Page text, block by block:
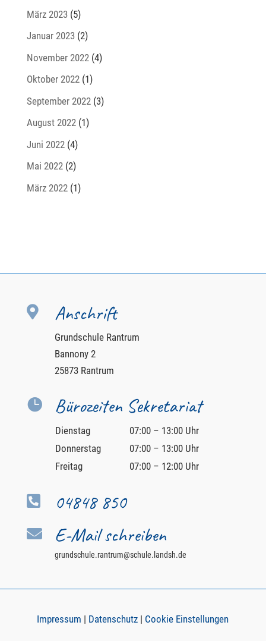
März 2023(5)
Januar 2023(2)
November 2022(4)
Oktober 2022(1)
September 2022(3)
August 2022(1)
Juni 2022(4)
Mai 2022(2)
März 2022(1)
 Anschrift
Grundschule Rantrum
Bannony 2
25873 Rantrum
 Bürozeiten Sekretariat
Dienstag
07:00 – 13:00 Uhr
Donnerstag
07:00 – 13:00 Uhr
Freitag
07:00 – 12:00 Uhr
 04848 850
 E-Mail schreiben
grundschule.rantrum@schule.landsh.de
Impressum | Datenschutz | Cookie Einstellungen